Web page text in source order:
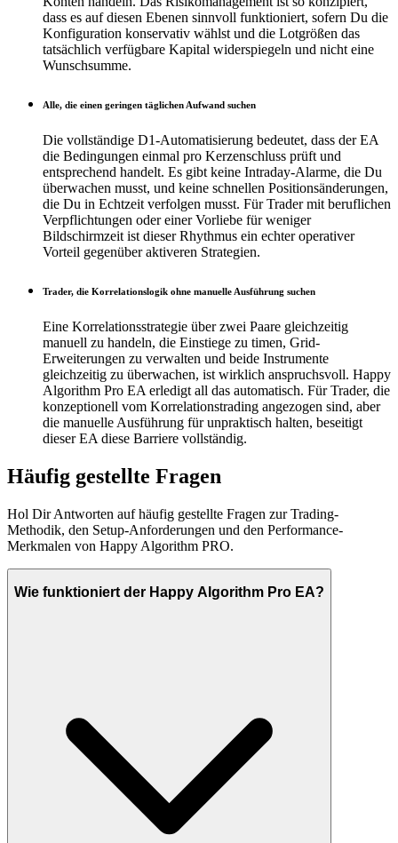
dass es auf diesen Ebenen sinnvoll funktioniert, sofern Du die
Konfiguration konservativ wählst und die Lotgrößen das
tatsächlich verfügbare Kapital widerspiegeln und nicht eine
Wunschsumme.
Alle, die einen geringen täglichen Aufwand suchen
Die vollständige D1-Automatisierung bedeutet, dass der EA
die Bedingungen einmal pro Kerzenschluss prüft und
entsprechend handelt. Es gibt keine Intraday-Alarme, die Du
überwachen musst, und keine schnellen Positionsänderungen,
die Du in Echtzeit verfolgen musst. Für Trader mit beruflichen
Verpflichtungen oder einer Vorliebe für weniger
Bildschirmzeit ist dieser Rhythmus ein echter operativer
Vorteil gegenüber aktiveren Strategien.
Trader, die Korrelationslogik ohne manuelle Ausführung suchen
Eine Korrelationsstrategie über zwei Paare gleichzeitig
manuell zu handeln, die Einstiege zu timen, Grid-
Erweiterungen zu verwalten und beide Instrumente
gleichzeitig zu überwachen, ist wirklich anspruchsvoll. Happy
Algorithm Pro EA erledigt all das automatisch. Für Trader, die
konzeptionell vom Korrelationstrading angezogen sind, aber
die manuelle Ausführung für unpraktisch halten, beseitigt
dieser EA diese Barriere vollständig.
Häufig gestellte Fragen
Hol Dir Antworten auf häufig gestellte Fragen zur Trading-
Methodik, den Setup-Anforderungen und den Performance-
Merkmalen von Happy Algorithm PRO.
Wie funktioniert der Happy Algorithm Pro EA?